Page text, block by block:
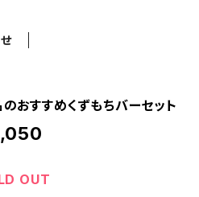
おすすめくずもちバーセット
OUT